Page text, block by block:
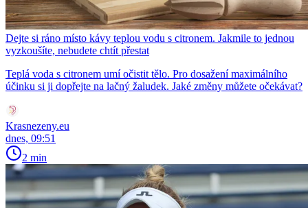
Dejte si ráno místo kávy teplou vodu s citronem. Jakmile to jednou
vyzkoušíte, nebudete chtít přestat
Teplá voda s citronem umí očistit tělo. Pro dosažení maximálního
účinku si ji dopřejte na lačný žaludek. Jaké změny můžete očekávat?
Krasnezeny.eu
dnes, 09:51
2 min